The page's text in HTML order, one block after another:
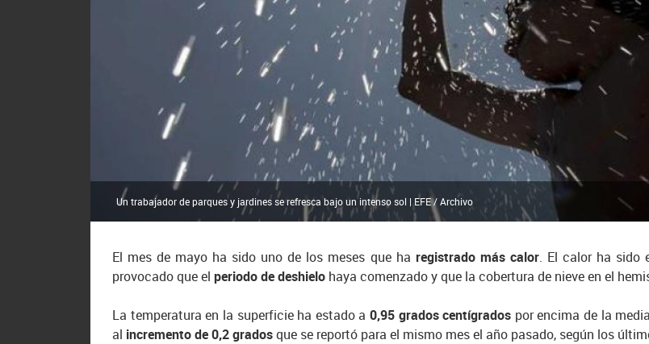
Un trabajador de parques y jardines se refresca bajo un intenso sol | EFE / Archivo
El mes de mayo ha sido uno de los meses que ha registrado más calor. El calor ha sido
provocado que elperiodo de deshielo haya comenzado y que la cobertura de nieve en el
La temperatura en la superficie ha estado a 0,95 grados centígrados por encima de la
al incremento de 0,2 gradosque se reportó para el mismo mes el año pasado, según los